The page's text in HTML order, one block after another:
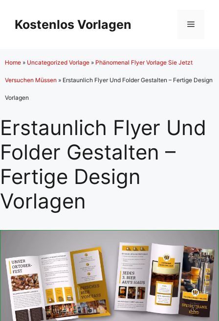
Inhalt
springen
Kostenlos Vorlagen Menü
Home » Uncategorized Vorlage » Phänomenal Flyer Vorlage Sie Jetzt
Versuchen Müssen » Erstaunlich Flyer Und Folder Gestalten – Fertige Design
Vorlagen
Erstaunlich Flyer Und
Folder Gestalten –
Fertige Design
Vorlagen